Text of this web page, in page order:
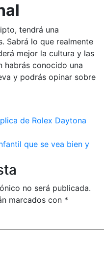
tendrá una
Sabrá lo que realmente
mejor la cultura y las
habrás conocido una
y podrás opinar sobre
de Rolex Daytona
que se vea bien y
no será publicada.
marcados con *